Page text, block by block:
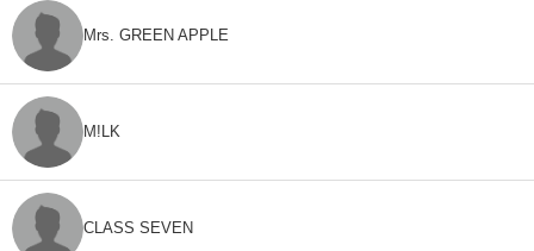
Mrs. GREEN APPLE
M!LK
CLASS SEVEN